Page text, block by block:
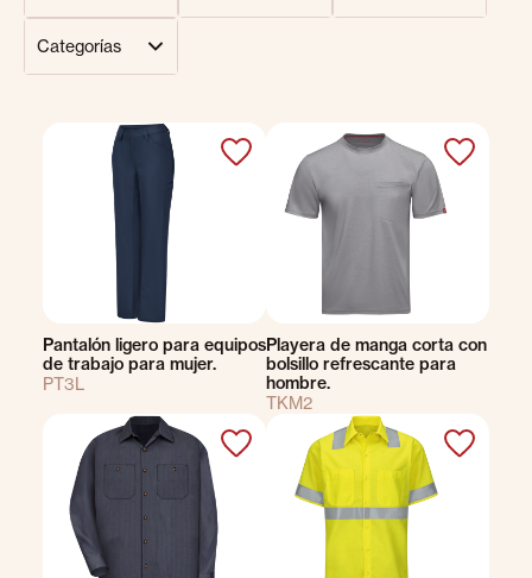
Categorías
Pantalón ligero para equipos
de trabajo para mujer.
PT3L
Playera de manga corta con
bolsillo refrescante para
hombre.
TKM2